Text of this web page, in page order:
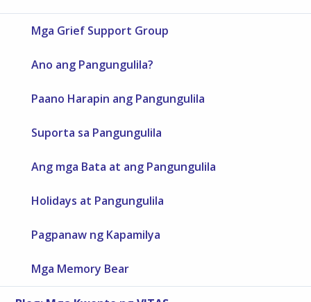
Mga Grief Support Group
Ano ang Pangungulila?
Paano Harapin ang Pangungulila
Suporta sa Pangungulila
Ang mga Bata at ang Pangungulila
Holidays at Pangungulila
Pagpanaw ng Kapamilya
Mga Memory Bear